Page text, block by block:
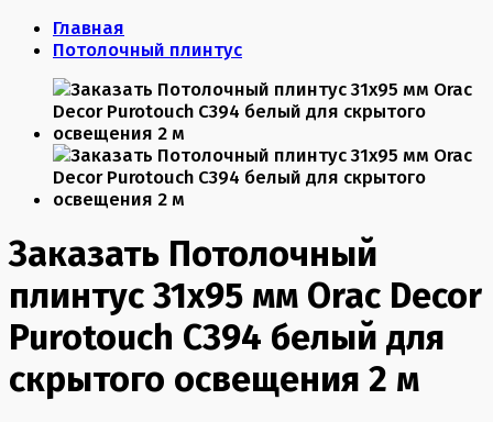
Главная
Потолочный плинтус
Заказать Потолочный
плинтус 31х95 мм Orac Decor
Purotouch C394 белый для
скрытого освещения 2 м